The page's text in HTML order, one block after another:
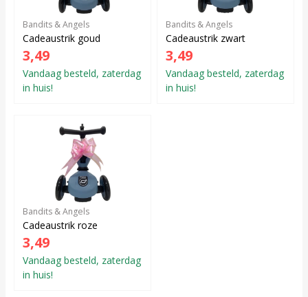
Bandits & Angels
Cadeaustrik goud
3,49
Vandaag besteld, zaterdag
in huis!
Bandits & Angels
Cadeaustrik zwart
3,49
Vandaag besteld, zaterdag
in huis!
Bandits & Angels
Cadeaustrik roze
3,49
Vandaag besteld, zaterdag
in huis!